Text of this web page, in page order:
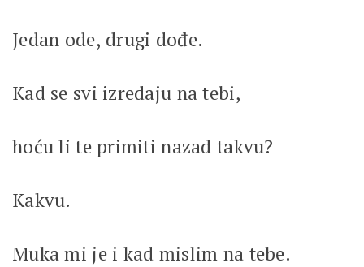
Jedan ode, drugi dođe.
Kad se svi izredaju na tebi,
hoću li te primiti nazad takvu?
Kakvu.
Muka mi je i kad mislim na tebe.